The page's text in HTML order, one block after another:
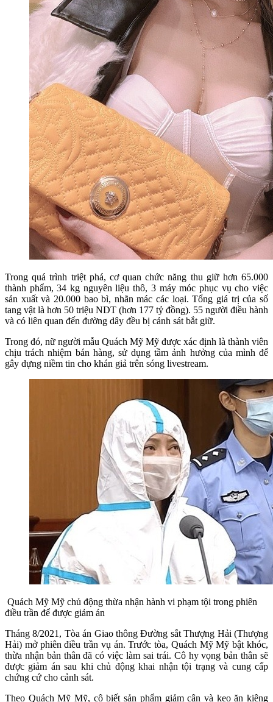
Trong quá trình triệt phá, cơ quan chức năng thu giữ hơn 65.000
thành phẩm, 34 kg nguyên liệu thô, 3 máy móc phục vụ cho việc
sản xuất và 20.000 bao bì, nhãn mác các loại. Tổng giá trị của số
tang vật là hơn 50 triệu NDT (hơn 177 tỷ đồng). 55 người điều hành
và có liên quan đến đường dây đều bị cảnh sát bắt giữ.
Trong đó, nữ người mẫu Quách Mỹ Mỹ được xác định là thành viên
chịu trách nhiệm bán hàng, sử dụng tầm ảnh hưởng của mình để
gây dựng niềm tin cho khán giả trên sóng livestream.
Quách Mỹ Mỹ chủ động thừa nhận hành vi phạm tội trong phiên
điều trần để được giảm án
Tháng 8/2021, Tòa án Giao thông Đường sắt Thượng Hải (Thượng
Hải) mở phiên điều trần vụ án. Trước tòa, Quách Mỹ Mỹ bật khóc,
thừa nhận bản thân đã có việc làm sai trái. Cô hy vọng bản thân sẽ
được giảm án sau khi chủ động khai nhận tội trạng và cung cấp
chứng cứ cho cảnh sát.
Theo Quách Mỹ Mỹ, cô biết sản phẩm giảm cân và kẹo ăn kiêng